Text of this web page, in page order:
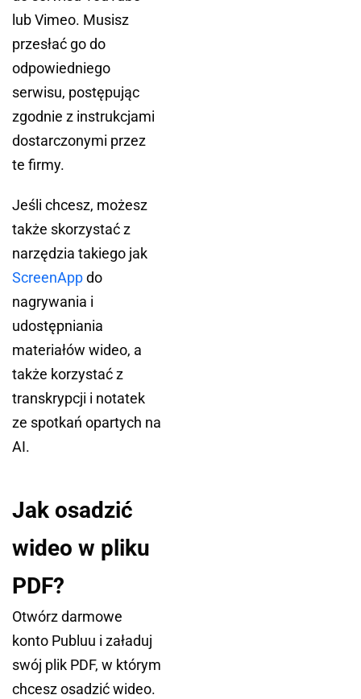
lub Vimeo. Musisz
przesłać go do
odpowiedniego
serwisu, postępując
zgodnie z instrukcjami
dostarczonymi przez
te firmy.
Jeśli chcesz, możesz
także skorzystać z
narzędzia takiego jak
ScreenAppdo
nagrywania i
udostępniania
materiałów wideo, a
także korzystać z
transkrypcji i notatek
ze spotkań opartych na
AI.
Jak osadzić
wideo w pliku
PDF?
Otwórz darmowe
konto Publuu i załaduj
swój plik PDF, w którym
chcesz osadzić wideo.